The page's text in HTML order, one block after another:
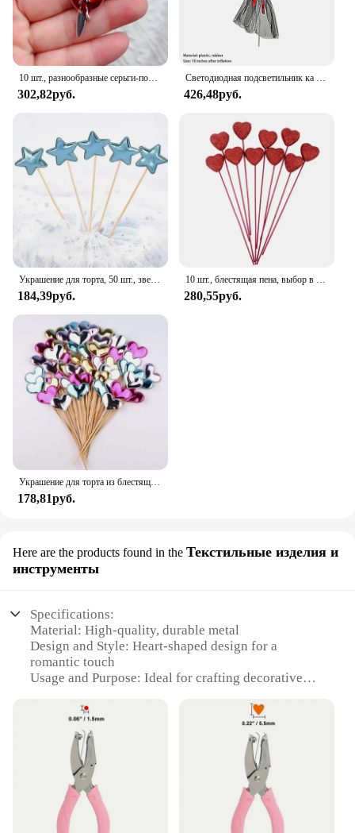
302,82руб. 426,48руб.
Украшение для торта, 50 шт., звезда, искусственная звезда, топ, декоративное украшение для торта на свадьбу, день рождения, Baby Shower
184,39руб.
10 шт., блестящая пена, выбор в форме сердца с любовью, красные/розовые цветы на День святого Валентина, свадебный фестиваль, домашняя ваза, принадлежности для декора садового стола
280,55руб.
Украшение для торта из блестящей кожи, 50/100 шт.
178,81руб.
Here are the products found in the Текстильные изделия и
инструменты
Specifications:
Material: High-quality, durable metal
Design and Style: Heart-shaped design for a
romantic touch
Usage and Purpose: Ideal for crafting decorative
Typical Adaptive Scenario: Perfect for DIY projects,
scrapbooking, and card making
Shape or Size or Weight or Quantity: Compact and
lightweight, easy to handle
Performance and Property: Precision cutting for
clean, smooth edges
Features: